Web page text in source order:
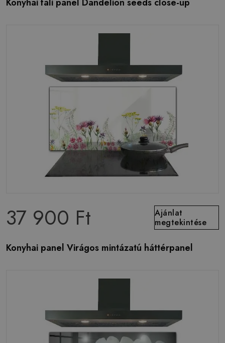
37 900 Ft
Ajánlat
megtekintése
Konyhai panel Virágos mintázatú háttérpanel